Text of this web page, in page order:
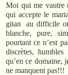
Moi qui me vautre
qui accepte le
gitan au difficile
blanche, pure,
pourtant ce n’est
discrètes,
qu’en ce domaine,
ne manquent pas!!!